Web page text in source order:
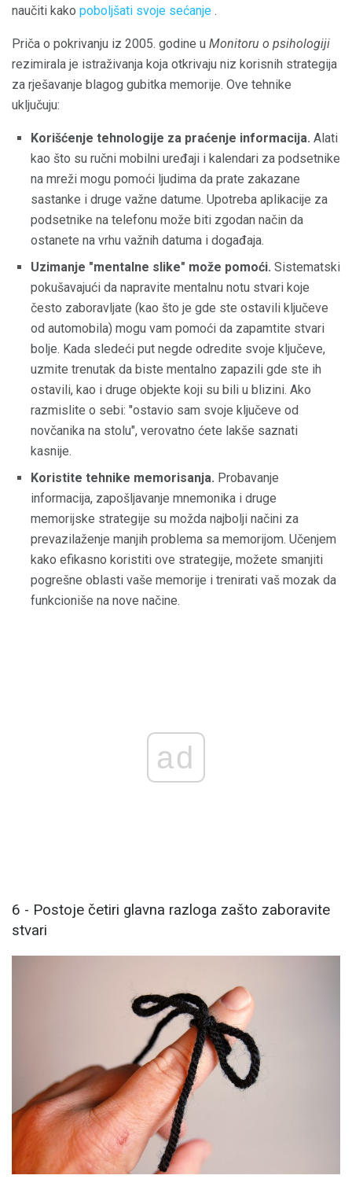
naučiti kako poboljšati svoje sećanje .
Priča o pokrivanju iz 2005. godine u Monitoru o psihologiji
rezimirala je istraživanja koja otkrivaju niz korisnih strategija
za rješavanje blagog gubitka memorije. Ove tehnike
uključuju:
Korišćenje tehnologije za praćenje informacija. Alati
kao što su ručni mobilni uređaji i kalendari za podsetnike
na mreži mogu pomoći ljudima da prate zakazane
sastanke i druge važne datume. Upotreba aplikacije za
podsetnike na telefonu može biti zgodan način da
ostanete na vrhu važnih datuma i događaja.
Uzimanje "mentalne slike" može pomoći. Sistematski
pokušavajući da napravite mentalnu notu stvari koje
često zaboravljate (kao što je gde ste ostavili ključeve
od automobila) mogu vam pomoći da zapamtite stvari
bolje. Kada sledeći put negde odredite svoje ključeve,
uzmite trenutak da biste mentalno zapazili gde ste ih
ostavili, kao i druge objekte koji su bili u blizini. Ako
razmislite o sebi: "ostavio sam svoje ključeve od
novčanika na stolu", verovatno ćete lakše saznati
kasnije.
Koristite tehnike memorisanja. Probavanje
informacija, zapošljavanje mnemonika i druge
memorijske strategije su možda najbolji načini za
prevazilaženje manjih problema sa memorijom. Učenjem
kako efikasno koristiti ove strategije, možete smanjiti
pogrešne oblasti vaše memorije i trenirati vaš mozak da
funkcioniše na nove načine.
ad
6 - Postoje četiri glavna razloga zašto zaboravite
stvari